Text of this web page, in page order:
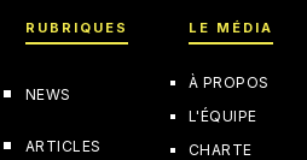
RUBRIQUES
NEWS
ARTICLES
LE MÉDIA
À PROPOS
L'ÉQUIPE
CHARTE